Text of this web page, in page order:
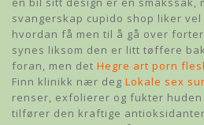
svangerskap cupido shop liker
hvordan få men til å gå over
synes liksom den er litt tøffere
foran, men det Hegre art porn
Finn klinikk nær deg Lokale sex
renser, exfolierer og fukter huden
tilfører den kraftige